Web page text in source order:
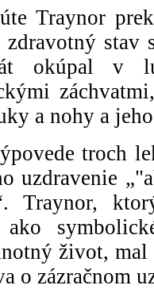
Traynor
zdravotný stav
okúpal v
a nohy a
troch
uzdravenie
Traynor,
ako
život,
o zázračnom